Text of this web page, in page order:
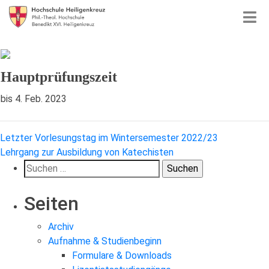
Hauptprüfungszeit
bis 4. Feb. 2023
Beitragsnavigation
Letzter Vorlesungstag im Wintersemester 2022/23
Lehrgang zur Ausbildung von Katechisten
Suchen
nach:
Seiten
Archiv
Aufnahme & Studienbeginn
Formulare & Downloads